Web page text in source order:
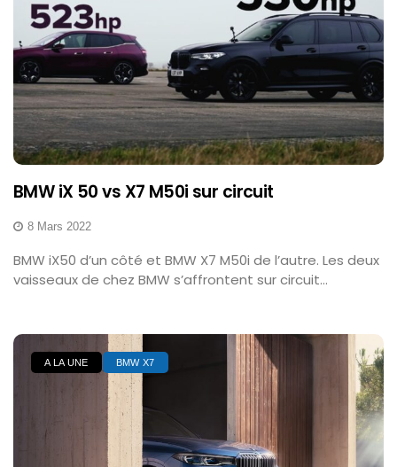
BMW iX 50 vs X7 M50i sur circuit
8 Mars 2022
BMW iX50 d’un côté et BMW X7 M50i de l’autre. Les deux
vaisseaux de chez BMW s’affrontent sur circuit...
A LA UNE BMW X7